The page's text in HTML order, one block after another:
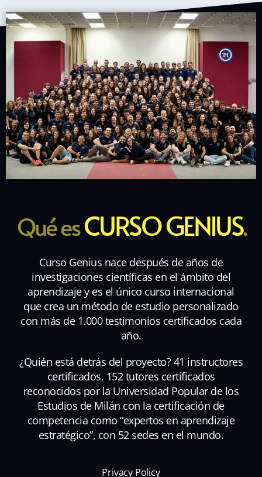
Qué esCURSO GENIUS.
Curso Genius nace después de años de
investigaciones científicas en el ámbito del
aprendizaje y es el único curso internacional
que crea un método de estudio personalizado
con más de 1.000 testimonios certificados cada
año.
¿Quién está detrás del proyecto? 41 instructores
certificados, 152 tutores certificados
reconocidos por la Universidad Popular de los
Estudios de Milán con la certificación de
competencia como “expertos en aprendizaje
estratégico”, con 52 sedes en el mundo.
Privacy Policy